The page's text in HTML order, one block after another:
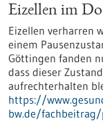
Eizellen im
Eizellen verharren
einem
Göttingen fanden
dass dieser
aufrechterhalten
https://
bw.de/